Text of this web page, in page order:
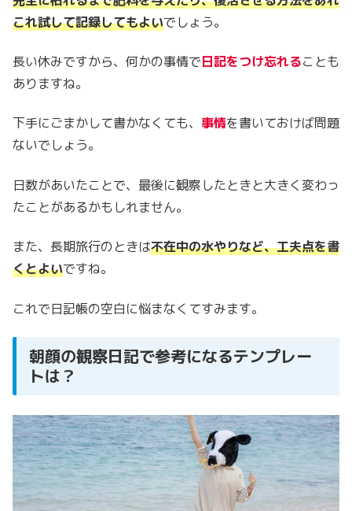
これ試して記録してもよいでしょう。
長い休みですから、何かの事情で日記をつけ忘れることも
ありますね。
下手にごまかして書かなくても、 事情を書いておけば問題
ないでしょう。
日数があいたことで、最後に観察したときと大きく変わっ
たことがあるかもしれません。
また、長期旅行のときは不在中の水やりなど、工夫点を書
くとよいですね。
これで日記帳の空白に悩まなくてすみます。
朝顔の観察日記で参考になるテンプレー
トは？